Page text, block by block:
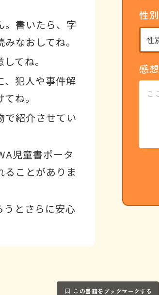
。書いたら、字
なおしてね。
てね。
、犯人や事件解
ね。
で紹介させてい
児童書ポータ
ることがありま
うとさらに安心
性別
感想
この書籍をブックマークする